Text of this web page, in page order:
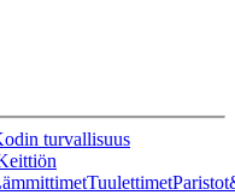
turvallisuus
Tuulettimet